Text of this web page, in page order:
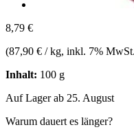
8,79 €
(87,90 € / kg, inkl. 7% MwSt.
Inhalt: 100 g
Auf Lager ab 25. August
Warum dauert es länger?